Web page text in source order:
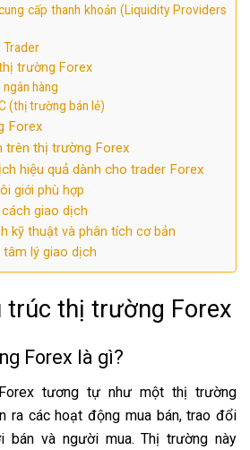
cấp thanh khoản (Liquidity Providers
Trader
trường Forex
hàng
(thị trường bán lẻ)
Forex
trên thị trường Forex
hiệu quả dành cho trader Forex
giới phù hợp
giao dịch
kỹ thuật và phân tích cơ bản
tâm lý giao dịch
trúc thị trường Forex
Forex là gì?
tương tự như một thị trường
ra các hoạt động mua bán, trao đổi
bán và người mua. Thị trường này